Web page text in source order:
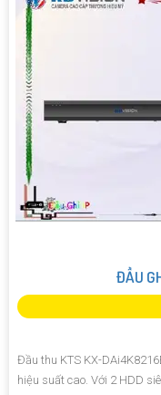
ĐẦU
Đầu thu KTS KX-
hiệu suất cao. Với 2 HDD